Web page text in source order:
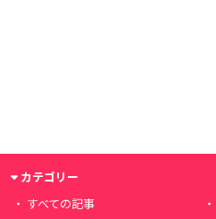
カテゴリー
すべての記事